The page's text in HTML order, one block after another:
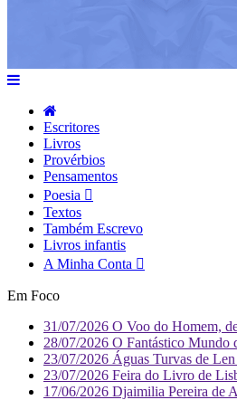
Escritores
Livros
Provérbios
Pensamentos
Poesia
Textos
Também Escrevo
Livros infantis
A Minha Conta
Em Foco
31/07/2026 O Voo do Homem,
28/07/2026 O Fantástico Mundo
23/07/2026 Águas Turvas de
23/07/2026 Feira do Livro de
17/06/2026 Djaimilia Pereira de